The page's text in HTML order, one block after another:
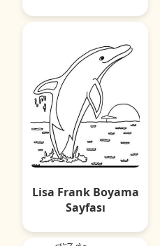
Lisa Frank Boyama
Sayfası